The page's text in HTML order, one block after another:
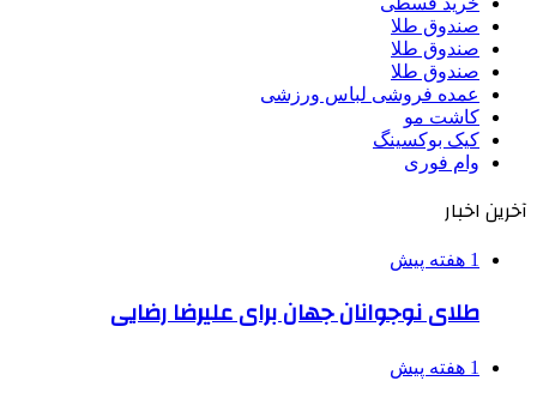
صندوق طلا
صندوق طلا
صندوق طلا
عمده فروشی لباس ورزشی
کاشت مو
کیک بوکسینگ
وام فوری
آخرین اخبار
1 هفته پیش
طلای نوجوانان جهان برای علیرضا رضایی
1 هفته پیش